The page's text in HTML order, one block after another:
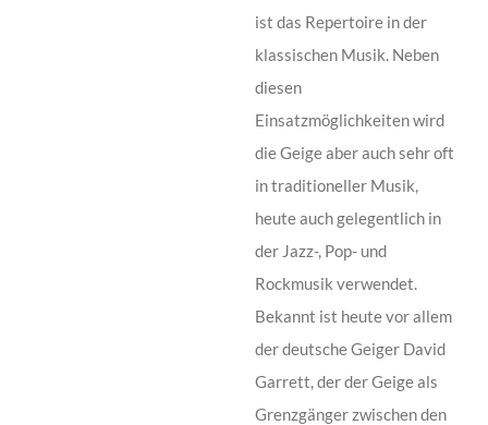
ist das Repertoire in der
klassischen Musik. Neben
diesen
Einsatzmöglichkeiten wird
die Geige aber auch sehr oft
in traditioneller Musik,
heute auch gelegentlich in
der Jazz-, Pop- und
Rockmusik verwendet.
Bekannt ist heute vor allem
der deutsche Geiger David
Garrett, der der Geige als
Grenzgänger zwischen den